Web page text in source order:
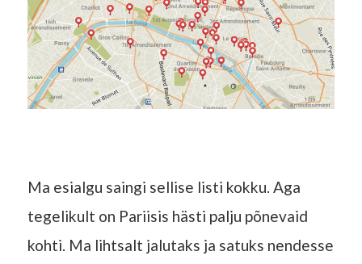
Ma esialgu saingi sellise listi kokku. Aga
tegelikult on Pariisis hästi palju põnevaid
kohti. Ma lihtsalt jalutaks ja satuks nendesse